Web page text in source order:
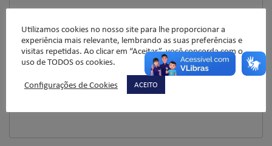
Nome*
Utilizamos cookies no nosso site para lhe proporcionar a
experiência mais relevante, lembrando as suas preferências e
visitas repetidas. Ao clicar em “Aceitar”, você concorda com o
uso de TODOS os cookies.
Configurações de Cookies
ACEITO